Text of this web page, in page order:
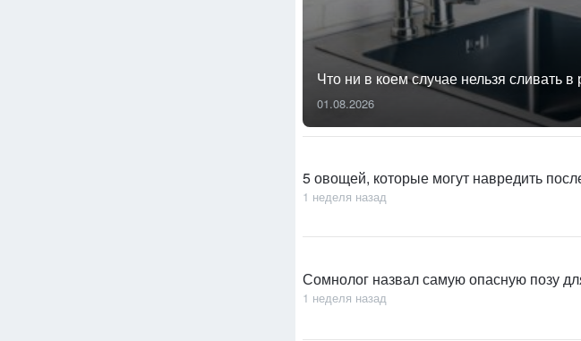
Что ни в коем случае нельзя сливать в
01.08.2026
5 овощей, которые могут навредить
1 неделя назад
Сомнолог назвал самую опасную позу
1 неделя назад